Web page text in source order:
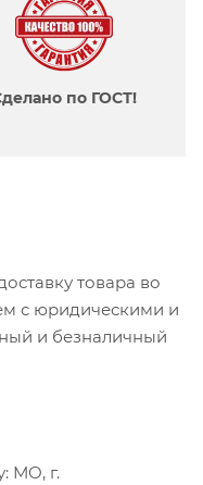
по ГОСТ!
товара во
с юридическими и
и безналичный
МО, г.